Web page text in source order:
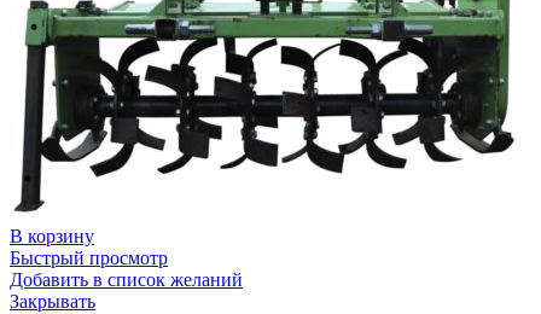
В корзину
Быстрый просмотр
Добавить в список желаний
Закрывать